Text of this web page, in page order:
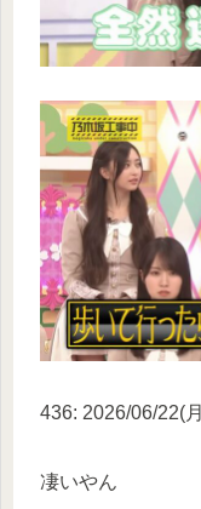
436: 2026/06/22(
凄いやん